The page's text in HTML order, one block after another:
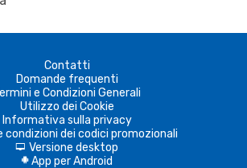
Contatti
Domande frequenti
e Condizioni Generali
Utilizzo dei Cookie
Informativa sulla privacy
condizioni dei codici promozionali
d Versione desktop
A App per Android